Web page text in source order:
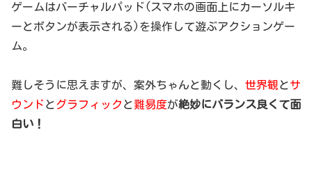
ゲームはバーチャルパッド(スマホの画面上にカーソルキ
ーとボタンが表示される)を操作して遊ぶアクションゲー
ム。
難しそうに思えますが、案外ちゃんと動くし、 世界観とサ
ウンド とグラフィック と難易度が絶妙にバランス良くて面
白い！